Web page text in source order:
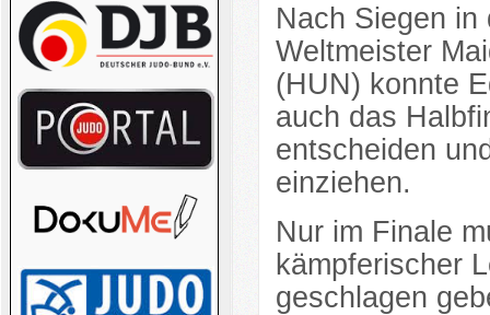
Nach Siegen in
Weltmeister
(HUN) konnte
auch das
entscheiden
einziehen.
Nur im Finale
kämpferischer
geschlagen